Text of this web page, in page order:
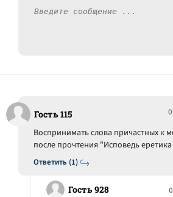
Гость 115
Ответить (1)
Воспринимать слова причастных к
после прочтения "Исповедь
Гость 928